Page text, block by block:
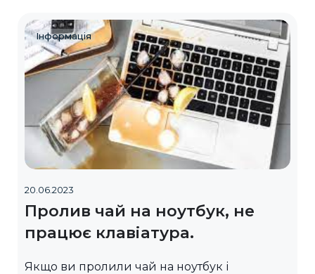
Інформація
20.06.2023
Пролив чай на ноутбук, не
працює клавіатура.
Якщо ви пролили чай на ноутбук і